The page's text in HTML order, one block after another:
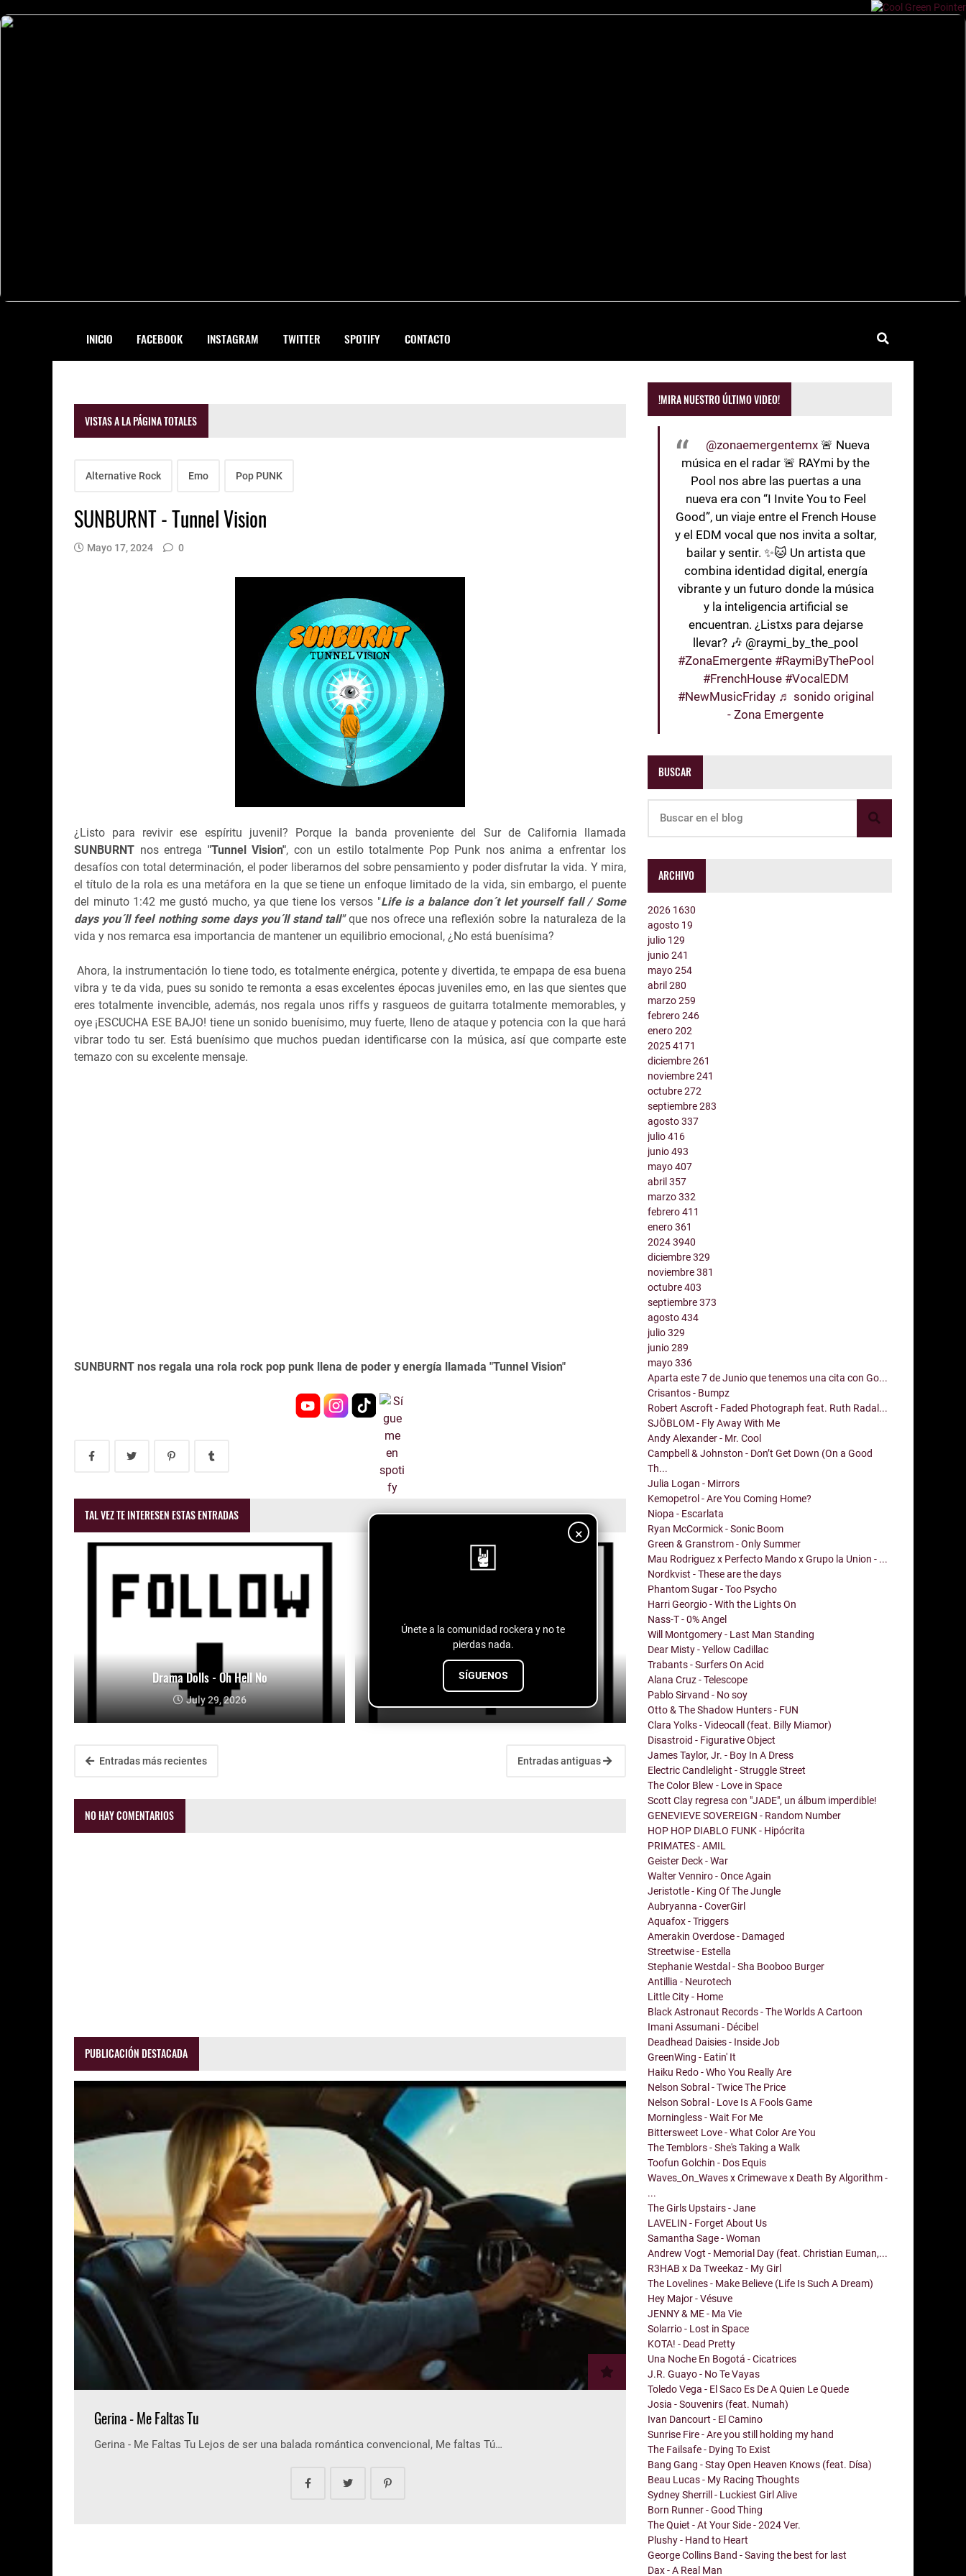
INICIO FACEBOOK INSTAGRAM TWITTER SPOTIFY CONTACTO
×
Únete a la comunidad rockera y no te
pierdas nada.
SÍGUENOS
VISTAS A LA PÁGINA TOTALES
Alternative Rock Emo Pop PUNK
SUNBURNT - Tunnel Vision
Mayo 17, 2024 0
¿Listo para revivir ese espíritu juvenil? Porque la banda proveniente del Sur de California llamada
SUNBURNT nos entrega "Tunnel Vision", con un estilo totalmente Pop Punk nos anima a enfrentar los
desafíos con total determinación, el poder liberarnos del sobre pensamiento y poder disfrutar la vida. Y mira,
el título de la rola es una metáfora en la que se tiene un enfoque limitado de la vida, sin embargo, el puente
del minuto 1:42 me gustó mucho, ya que tiene los versos "Life is a balance don´t let yourself fall / Some
days you´ll feel nothing some days you´ll stand tall"que nos ofrece una reflexión sobre la naturaleza de la
vida y nos remarca esa importancia de mantener un equilibrio emocional, ¿No está buenísima?
Ahora, la instrumentación lo tiene todo, es totalmente enérgica, potente y divertida, te empapa de esa buena
vibra y te da vida, pues su sonido te remonta a esas excelentes épocas juveniles emo, en las que sientes que
eres totalmente invencible, además, nos regala unos riffs y rasgueos de guitarra totalmente memorables, y
oye ¡ESCUCHA ESE BAJO! tiene un sonido buenísimo, muy fuerte, lleno de ataque y potencia con la que hará
vibrar todo tu ser. Está buenísimo que muchos puedan identificarse con la música, así que comparte este
temazo con su excelente mensaje.
SUNBURNT nos regala una rola rock pop punk llena de poder y energía llamada "Tunnel Vision"
TAL VEZ TE INTERESEN ESTAS ENTRADAS
Drama Dolls - Oh Hell No
July 29, 2026
Fuentes de vida - conspiranoico
Entradas más recientes Entradas antiguas
NO HAY COMENTARIOS
PUBLICACIÓN DESTACADA
Gerina - Me Faltas Tu
Gerina - Me Faltas Tu Lejos de ser una balada romántica convencional, Me faltas Tú…
!MIRA NUESTRO ÚLTIMO VIDEO!
@zonaemergentemx 🚨 Nueva
música en el radar 🚨 RAYmi by the
Pool nos abre las puertas a una
nueva era con “I Invite You to Feel
Good”, un viaje entre el French House
y el EDM vocal que nos invita a soltar,
bailar y sentir. ✨🐱 Un artista que
combina identidad digital, energía
vibrante y un futuro donde la música
y la inteligencia artificial se
encuentran. ¿Listxs para dejarse
llevar? 🎶 @raymi_by_the_pool
#ZonaEmergente #RaymiByThePool
#FrenchHouse #VocalEDM
#NewMusicFriday ♬ sonido original
- Zona Emergente
BUSCAR
ARCHIVO
2026 1630
agosto 19
julio 129
junio241
mayo254
abril280
marzo259
febrero246
enero202
20254171
diciembre261
noviembre241
octubre272
septiembre283
agosto337
julio416
junio493
mayo407
abril357
marzo332
febrero411
enero361
20243940
diciembre329
noviembre381
octubre403
septiembre373
agosto434
julio329
junio289
mayo336
Aparta este 7 de Junio que tenemos una cita con Go...
Crisantos - Bumpz
Robert Ascroft - Faded Photograph feat. Ruth Radal...
SJÖBLOM - Fly Away With Me
Andy Alexander - Mr. Cool
Campbell & Johnston - Don’t Get Down (On a Good
Th...
Julia Logan - Mirrors
Kemopetrol - Are You Coming Home?
Niopa - Escarlata
Ryan McCormick - Sonic Boom
Green & Granstrom - Only Summer
Mau Rodriguez x Perfecto Mando x Grupo la Union - ...
Nordkvist - These are the days
Phantom Sugar - Too Psycho
Harri Georgio - With the Lights On
Nass-T - 0% Angel
Will Montgomery - Last Man Standing
Dear Misty - Yellow Cadillac
Trabants - Surfers On Acid
Alana Cruz - Telescope
Pablo Sirvand - No soy
Otto & The Shadow Hunters - FUN
Clara Yolks - Videocall (feat. Billy Miamor)
Disastroid - Figurative Object
James Taylor, Jr. - Boy In A Dress
Electric Candlelight - Struggle Street
The Color Blew - Love in Space
Scott Clay regresa con "JADE", un álbum imperdible!
GENEVIEVE SOVEREIGN - Random Number
HOP HOP DIABLO FUNK - Hipócrita
PRIMATES - AMIL
Geister Deck - War
Walter Venniro - Once Again
Jeristotle - King Of The Jungle
Aubryanna - CoverGirl
Aquafox - Triggers
Amerakin Overdose - Damaged
Streetwise - Estella
Stephanie Westdal - Sha Booboo Burger
Antillia - Neurotech
Little City - Home
Black Astronaut Records - The Worlds A Cartoon
Imani Assumani - Décibel
Deadhead Daisies - Inside Job
GreenWing - Eatin' It
Haiku Redo - Who You Really Are
Nelson Sobral - Twice The Price
Nelson Sobral - Love Is A Fools Game
Morningless - Wait For Me
Bittersweet Love - What Color Are You
The Temblors - She's Taking a Walk
Toofun Golchin - Dos Equis
Waves_On_Waves x Crimewave x Death By Algorithm -
...
The Girls Upstairs - Jane
LAVELIN - Forget About Us
Samantha Sage - Woman
Andrew Vogt - Memorial Day (feat. Christian Euman,...
R3HAB x Da Tweekaz - My Girl
The Lovelines - Make Believe (Life Is Such A Dream)
Hey Major - Vésuve
JENNY & ME - Ma Vie
Solarrio - Lost in Space
KOTA! - Dead Pretty
Una Noche En Bogotá - Cicatrices
J.R. Guayo - No Te Vayas
Toledo Vega - El Saco Es De A Quien Le Quede
Josia - Souvenirs (feat. Numah)
Ivan Dancourt - El Camino
Sunrise Fire - Are you still holding my hand
The Failsafe - Dying To Exist
Bang Gang - Stay Open Heaven Knows (feat. Dísa)
Beau Lucas - My Racing Thoughts
Sydney Sherrill - Luckiest Girl Alive
Born Runner - Good Thing
The Quiet - At Your Side - 2024 Ver.
Plushy - Hand to Heart
George Collins Band - Saving the best for last
Dax - A Real Man